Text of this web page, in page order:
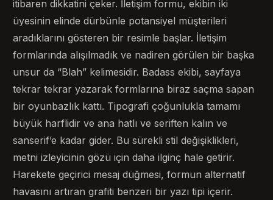
itibaren dikkatini çeker. İletişim formu, ekibin iki
üyesinin elinde dürbünle potansiyel müşterileri
aradıklarını gösteren bir resimle başlar. İletişim
formlarında alışılmadık ve nadiren görülen bir başka
unsur da “Blah” kelimesidir. Badass ekibi, sayfaya
tekrar tekrar yazarak formlarına biraz saçma sapan
bir oyunbazlık kattı. Tipografi çoğunlukla tamamı
büyük harflidir ve ana hatlı ve seriften kalın ve
sanserif’e kadar gider. Bu sürekli stil değişiklikleri,
metni izleyicinin gözü için daha ilginç hale getirir.
Harekete geçirici mesaj düğmesi, formun alternatif
havasını artıran grafiti benzeri bir yazı tipi içerir.